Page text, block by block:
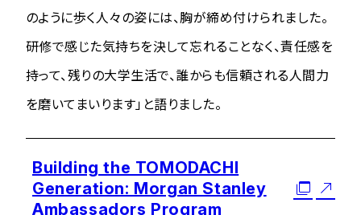
のように歩く人々の姿には、胸が締め付けられました。
研修で感じた気持ちを決して忘れることなく、責任感を
持って、残りの大学生活で、誰からも信頼される人間力
を磨いてまいります」と語りました。
Building the TOMODACHI
Generation: Morgan Stanley
Ambassadors Program